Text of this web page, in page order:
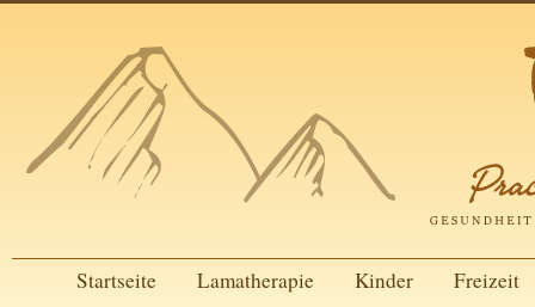
Startseite Lamatherapie Kinder
Freizeit